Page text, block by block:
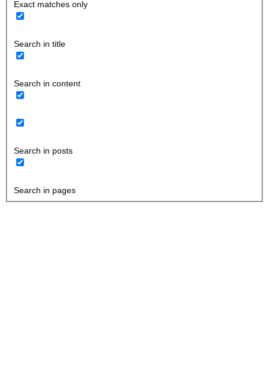
Exact matches only
Search in title
Search in content
Search in posts
Search in pages